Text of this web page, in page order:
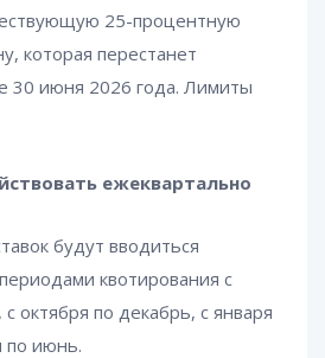
25-процентную
которая перестанет
30 июня 2026 года. Лимиты
ежеквартально
будут вводиться
квотирования с
октября по декабрь, с января
по июнь.